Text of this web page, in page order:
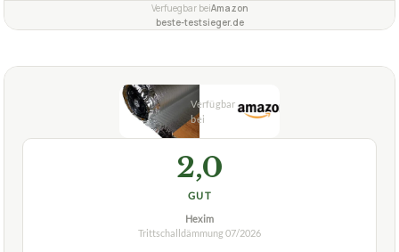
Verfuegbar beiAmazon
beste-testsieger.de
2,0
GUT
Hexim
Trittschalldämmung07/2026